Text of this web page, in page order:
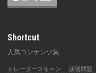
Shortcut
人気コンテンツ集
トレーダースキャン 演習問題